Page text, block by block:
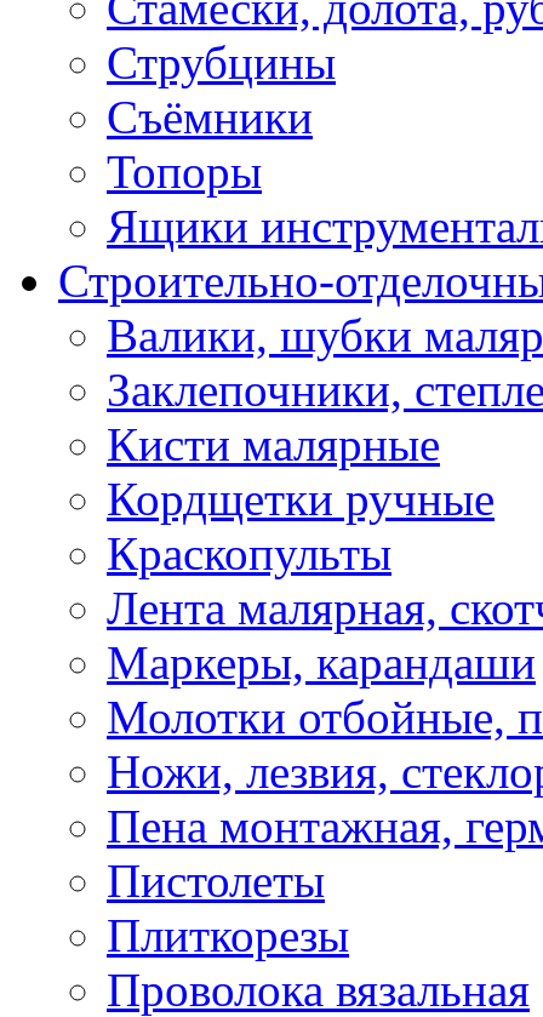
Струбцины
Съёмники
Топоры
Ящики
Строительно-
Валики, шубки
Заклепочники,
Кисти малярные
Кордщетки ручные
Краскопульты
Лента малярная,
Маркеры, карандаши
Молотки отбойные,
Ножи, лезвия,
Пена монтажная,
Пистолеты
Плиткорезы
Проволока вязальная